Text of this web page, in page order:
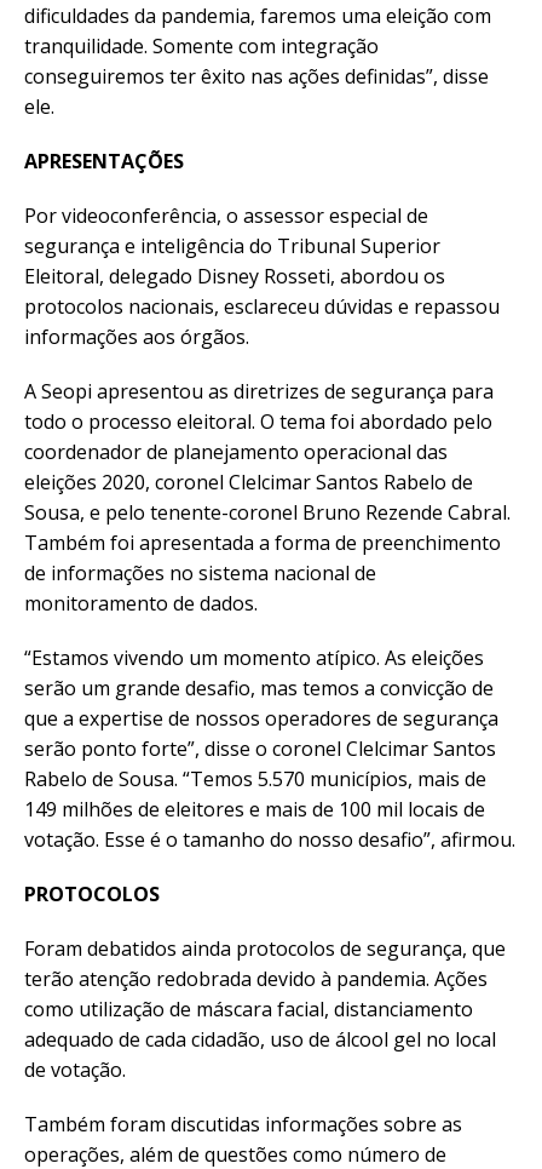
dificuldades da pandemia, faremos uma eleição com
tranquilidade. Somente com integração
conseguiremos ter êxito nas ações definidas”, disse
ele.
APRESENTAÇÕES
Por videoconferência, o assessor especial de
segurança e inteligência do Tribunal Superior
Eleitoral, delegado Disney Rosseti, abordou os
protocolos nacionais, esclareceu dúvidas e repassou
informações aos órgãos.
A Seopi apresentou as diretrizes de segurança para
todo o processo eleitoral. O tema foi abordado pelo
coordenador de planejamento operacional das
eleições 2020, coronel Clelcimar Santos Rabelo de
Sousa, e pelo tenente-coronel Bruno Rezende Cabral.
Também foi apresentada a forma de preenchimento
de informações no sistema nacional de
monitoramento de dados.
“Estamos vivendo um momento atípico. As eleições
serão um grande desafio, mas temos a convicção de
que a expertise de nossos operadores de segurança
serão ponto forte”, disse o coronel Clelcimar Santos
Rabelo de Sousa. “Temos 5.570 municípios, mais de
149 milhões de eleitores e mais de 100 mil locais de
votação. Esse é o tamanho do nosso desafio”, afirmou.
PROTOCOLOS
Foram debatidos ainda protocolos de segurança, que
terão atenção redobrada devido à pandemia. Ações
como utilização de máscara facial, distanciamento
adequado de cada cidadão, uso de álcool gel no local
de votação.
Também foram discutidas informações sobre as
operações, além de questões como número de